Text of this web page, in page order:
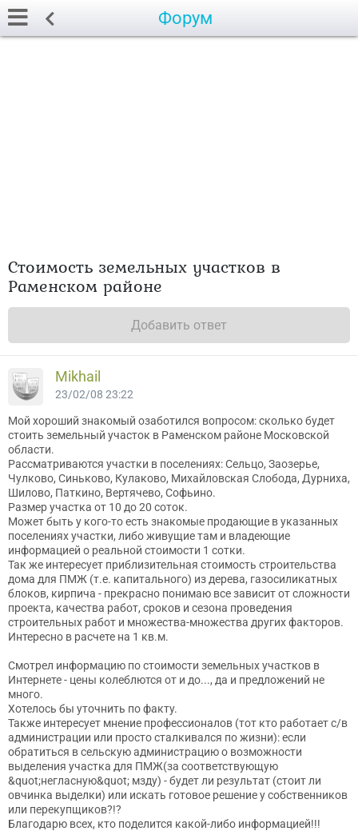
Форум
Стоимость земельных участков в
Раменском районе
Добавить ответ
Mikhail
23/02/08 23:22
Мой хороший знакомый озаботился вопросом: сколько будет
стоить земельный участок в Раменском районе Московской
области.
Рассматриваются участки в поселениях: Сельцо, Заозерье,
Чулково, Синьково, Кулаково, Михайловская Слобода, Дурниха,
Шилово, Паткино, Вертячево, Софьино.
Размер участка от 10 до 20 соток.
Может быть у кого-то есть знакомые продающие в указанных
поселениях участки, либо живущие там и владеющие
информацией о реальной стоимости 1 сотки.
Так же интересует приблизительная стоимость строительства
дома для ПМЖ (т.е. капитального) из дерева, газосиликатных
блоков, кирпича - прекрасно понимаю все зависит от сложности
проекта, качества работ, сроков и сезона проведения
строительных работ и множества-множества других факторов.
Интересно в расчете на 1 кв.м.
Смотрел информацию по стоимости земельных участков в
Интернете - цены колеблются от и до..., да и предложений не
много.
Хотелось бы уточнить по факту.
Также интересует мнение профессионалов (тот кто работает с/в
администрации или просто сталкивался по жизни): если
обратиться в сельскую администрацию о возможности
выделения участка для ПМЖ(за соответствующую
&quot;негласную&quot; мзду) - будет ли результат (стоит ли
овчинка выделки) или искать готовое решение у собственников
или перекупщиков?!?
Благодарю всех, кто поделится какой-либо информацией!!!